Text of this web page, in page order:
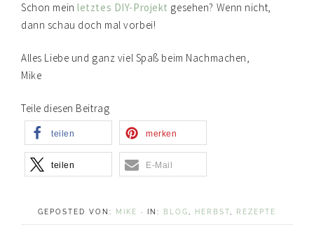
Schon meinletztes DIY-Projekt gesehen? Wenn nicht,
dann schau doch mal vorbei!
Alles Liebe und ganz viel Spaß beim Nachmachen,
Mike
Teile diesen Beitrag
teilen merken
teilen E-Mail
GEPOSTED VON: MIKE · IN: BLOG, HERBST , REZEPTE